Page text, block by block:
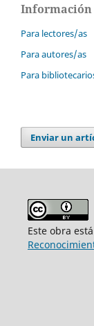
Información
Para lectores/as
Para autores/as
Para
Enviar un
Este obra